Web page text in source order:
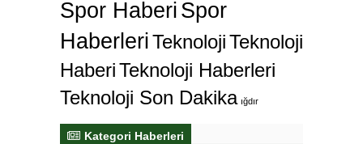
Spor Haberi Spor
HaberleriTeknolojiTeknoloji
HaberiTeknoloji Haberleri
Teknoloji Son Dakika ığdır
Kategori Haberleri